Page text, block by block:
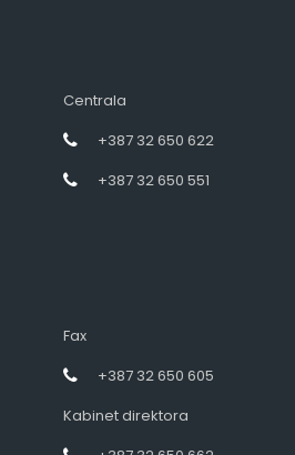
Centrala
+387 32 650 622
+387 32 650 551
Fax
+387 32 650 605
Kabinet direktora